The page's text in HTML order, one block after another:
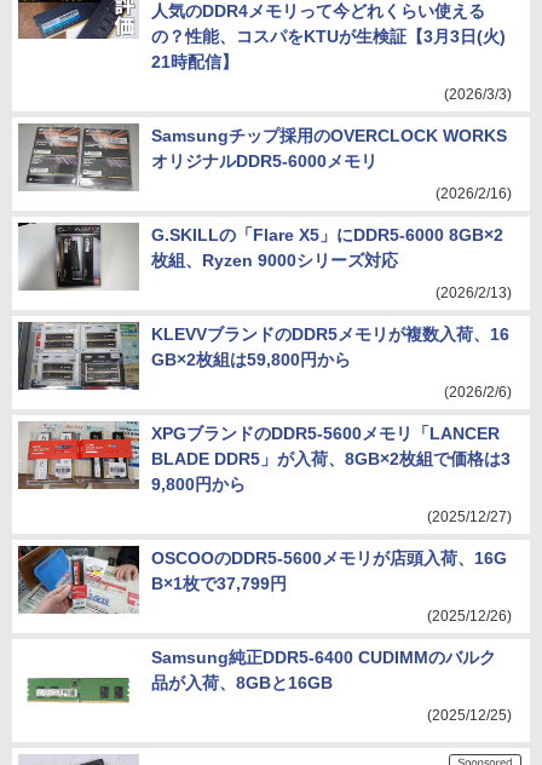
人気のDDR4メモリって今どれくらい使える
の？性能、コスパをKTUが生検証【3月3日(火)
21時配信】
(2026/3/3)
Samsungチップ採用のOVERCLOCK WORKS
オリジナルDDR5-6000メモリ
(2026/2/16)
G.SKILLの「Flare X5」にDDR5-6000 8GB×2
枚組、Ryzen 9000シリーズ対応
(2026/2/13)
KLEVVブランドのDDR5メモリが複数入荷、16
GB×2枚組は59,800円から
(2026/2/6)
XPGブランドのDDR5-5600メモリ「LANCER
BLADE DDR5」が入荷、8GB×2枚組で価格は3
9,800円から
(2025/12/27)
OSCOOのDDR5-5600メモリが店頭入荷、16G
B×1枚で37,799円
(2025/12/26)
Samsung純正DDR5-6400 CUDIMMのバルク
品が入荷、8GBと16GB
(2025/12/25)